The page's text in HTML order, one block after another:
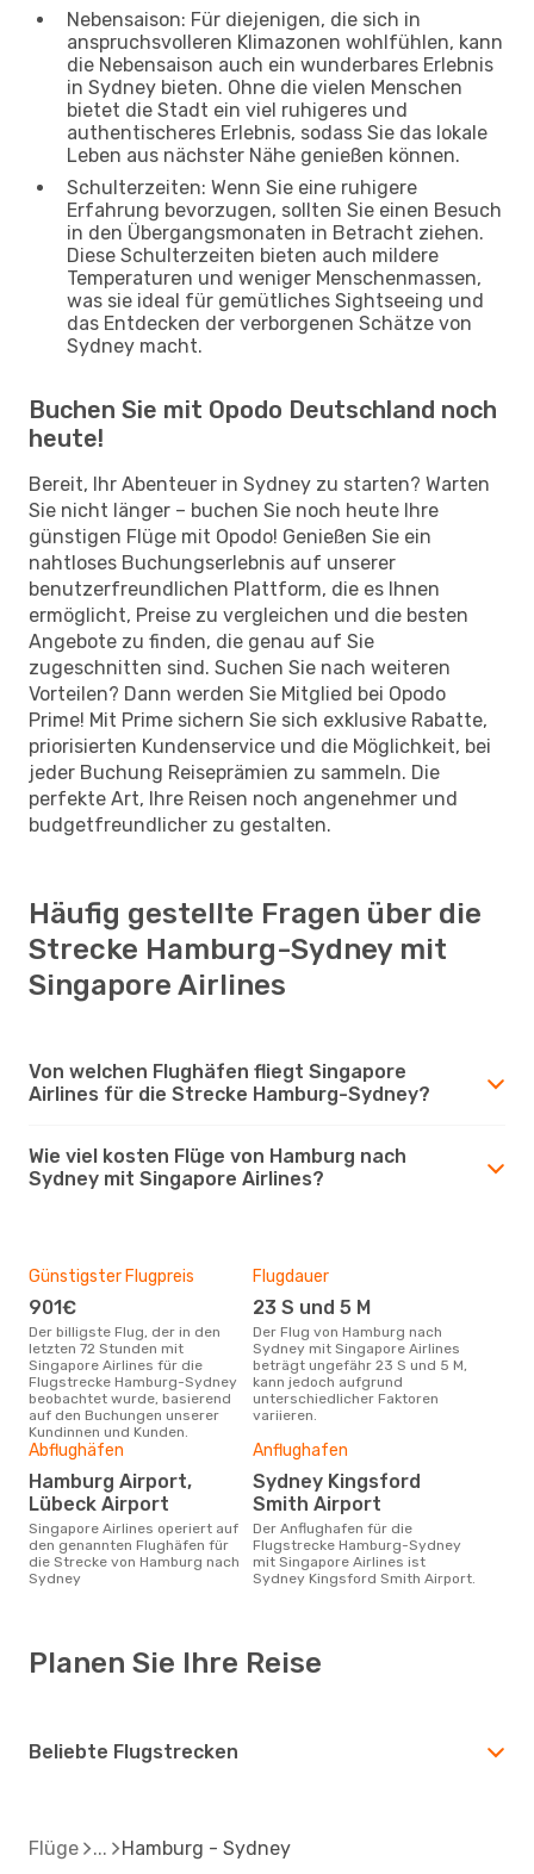
Nebensaison: Für diejenigen, die sich in
anspruchsvolleren Klimazonen wohlfühlen, kann
die Nebensaison auch ein wunderbares Erlebnis
in Sydney bieten. Ohne die vielen Menschen
bietet die Stadt ein viel ruhigeres und
authentischeres Erlebnis, sodass Sie das lokale
Leben aus nächster Nähe genießen können.
Schulterzeiten: Wenn Sie eine ruhigere
Erfahrung bevorzugen, sollten Sie einen Besuch
in den Übergangsmonaten in Betracht ziehen.
Diese Schulterzeiten bieten auch mildere
Temperaturen und weniger Menschenmassen,
was sie ideal für gemütliches Sightseeing und
das Entdecken der verborgenen Schätze von
Sydney macht.
Buchen Sie mit Opodo Deutschland noch
heute!
Bereit, Ihr Abenteuer in Sydney zu starten? Warten
Sie nicht länger – buchen Sie noch heute Ihre
günstigen Flüge mit Opodo! Genießen Sie ein
nahtloses Buchungserlebnis auf unserer
benutzerfreundlichen Plattform, die es Ihnen
ermöglicht, Preise zu vergleichen und die besten
Angebote zu finden, die genau auf Sie
zugeschnitten sind. Suchen Sie nach weiteren
Vorteilen? Dann werden Sie Mitglied bei Opodo
Prime! Mit Prime sichern Sie sich exklusive Rabatte,
priorisierten Kundenservice und die Möglichkeit, bei
jeder Buchung Reiseprämien zu sammeln. Die
perfekte Art, Ihre Reisen noch angenehmer und
budgetfreundlicher zu gestalten.
Häufig gestellte Fragen über die
Strecke Hamburg-Sydney mit
Singapore Airlines
Von welchen Flughäfen fliegt Singapore
Airlines für die Strecke Hamburg-Sydney?
Wie viel kosten Flüge von Hamburg nach
Sydney mit Singapore Airlines?
Günstigster Flugpreis
901€
Der billigste Flug, der in den
letzten 72 Stunden mit
Singapore Airlines für die
Flugstrecke Hamburg-Sydney
beobachtet wurde, basierend
auf den Buchungen unserer
Kundinnen und Kunden.
Flugdauer
23 S und 5 M
Der Flug von Hamburg nach
Sydney mit Singapore Airlines
beträgt ungefähr 23 S und 5 M,
kann jedoch aufgrund
unterschiedlicher Faktoren
variieren.
Abflughäfen
Hamburg Airport,
Lübeck Airport
Singapore Airlines operiert auf
den genannten Flughäfen für
die Strecke von Hamburg nach
Sydney
Anflughafen
Sydney Kingsford
Smith Airport
Der Anflughafen für die
Flugstrecke Hamburg-Sydney
mit Singapore Airlines ist
Sydney Kingsford Smith Airport.
Planen Sie Ihre Reise
Beliebte Flugstrecken
Flüge Hamburg - Sydney